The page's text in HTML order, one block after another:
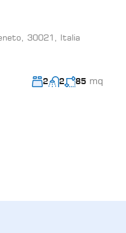
30021, Italia
2 2 85 mq